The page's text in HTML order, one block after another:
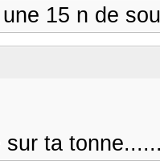
15 n de
sur ta